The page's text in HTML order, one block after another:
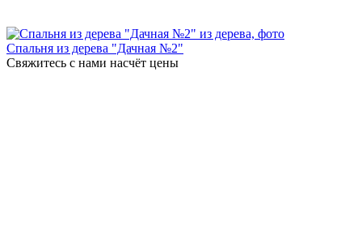
Спальня из дерева "Дачная №2"
Свяжитесь с нами насчёт цены